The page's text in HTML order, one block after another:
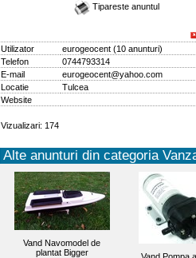
Tipareste anuntul
Utilizator eurogeocent(10 anunturi)
Telefon
0744793314
E-mail
eurogeocent@yahoo.com
Locatie
Tulcea
Website
Vizualizari: 174
Alte anunturi din categoria
Vand Navomodel de
plantat Bigger